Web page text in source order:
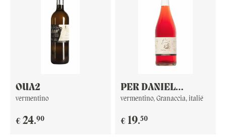
OUA2
vermentino
€ 24.90
PER DANIEL
F**KING BUBBLES
vermentino, Granaccia, italië
€ 19.50